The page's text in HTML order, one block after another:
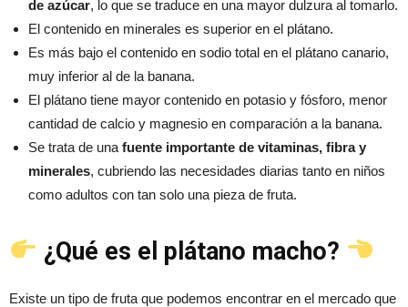
de azúcar, lo que se traduce en una mayor dulzura al tomarlo.
El contenido en minerales es superior en el plátano.
Es más bajo el contenido en sodio total en el plátano canario,
muy inferior al de la banana.
El plátano tiene mayor contenido en potasio y fósforo, menor
cantidad de calcio y magnesio en comparación a la banana.
Se trata de una fuente importante de vitaminas, fibra y
minerales, cubriendo las necesidades diarias tanto en niños
como adultos con tan solo una pieza de fruta.
¿Qué es el plátano macho?
Existe un tipo de fruta que podemos encontrar en el mercado que